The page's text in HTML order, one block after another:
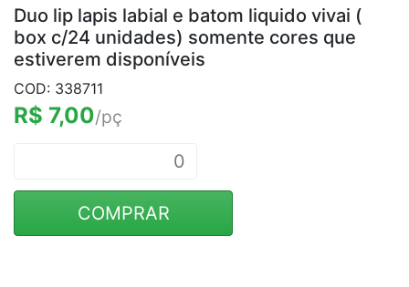
Duo lip lapis labial e batom liquido vivai (
box c/24 unidades) somente cores que
estiverem disponíveis
COD: 338711
R$ 7,00/pç
COMPRAR